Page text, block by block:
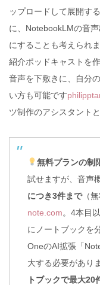
ップロードして展開す
に、NotebookLMの音
にすることも考えられ
紹介ポッドキャストを
音声を下敷きに、自分
い方も可能です
ツ制作のアシスタント
無料プランの制
試せますが、音声
につき3件まで（
note.com。4本目
にノートブックを
OneのAI拡張「
大する必要があり
トブックで最大20